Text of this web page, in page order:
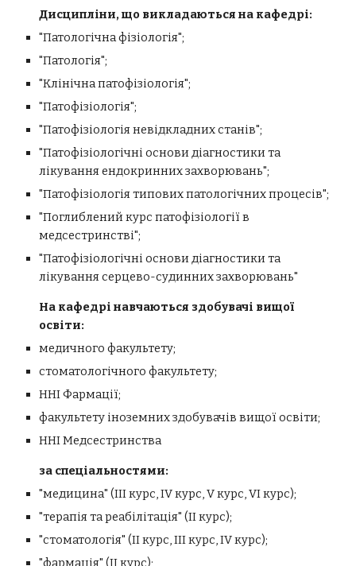
Дисципліни, що викладаються на кафедрі:
"Патологічна фізіологія";
"Патологія";
"Клінічна патофізіологія";
"Патофізіологія";
"Патофізіологія невідкладних станів";
"Патофізіологічні основи діагностики та
лікування ендокринних захворювань";
"Патофізіологія типових патологічних процесів";
"Поглиблений курс патофізіології в
медсестринстві";
"Патофізіологічні основи діагностики та
лікування серцево-судинних захворювань"
На кафедрі навчаються здобувачі вищої
освіти:
медичного факультету;
стоматологічного факультету;
ННІ Фармації;
факультету іноземних здобувачів вищої освіти;
ННІ Медсестринства
за спеціальностями:
"медицина" (ІІІ курс, IV курс, Vкурс, VІ курс);
"терапія та реабілітація" (ІІ курс);
"стоматологія" (ІІ курс, ІІІ курс,IV курс);
"фармація" (ІІ курс);